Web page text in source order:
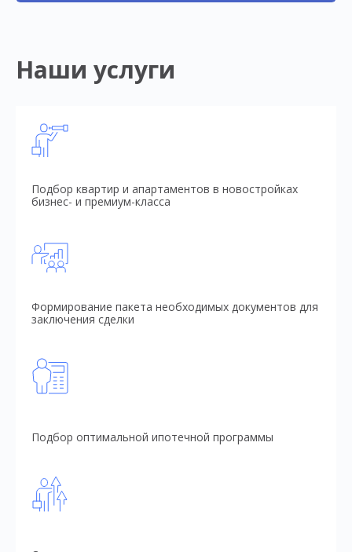
Наши услуги
Подбор квартир и апартаментов в новостройках
бизнес- и премиум-класса
Формирование пакета необходимых документов для
заключения сделки
Подбор оптимальной ипотечной программы